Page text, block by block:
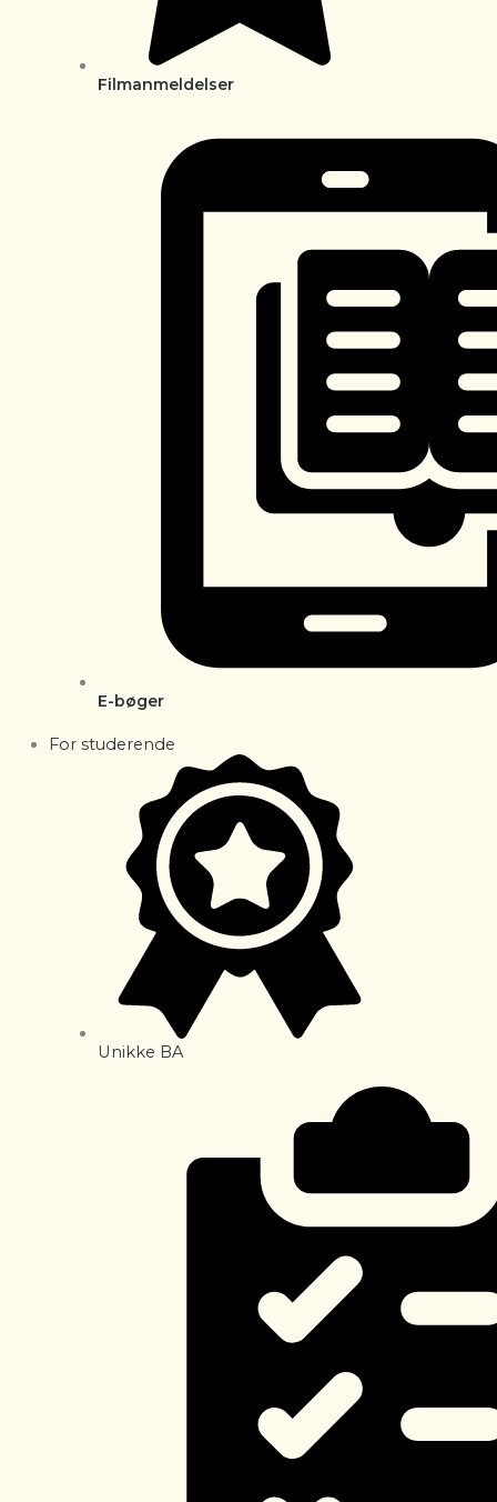
Filmanmeldelser
E-bøger
For studerende
Unikke BA